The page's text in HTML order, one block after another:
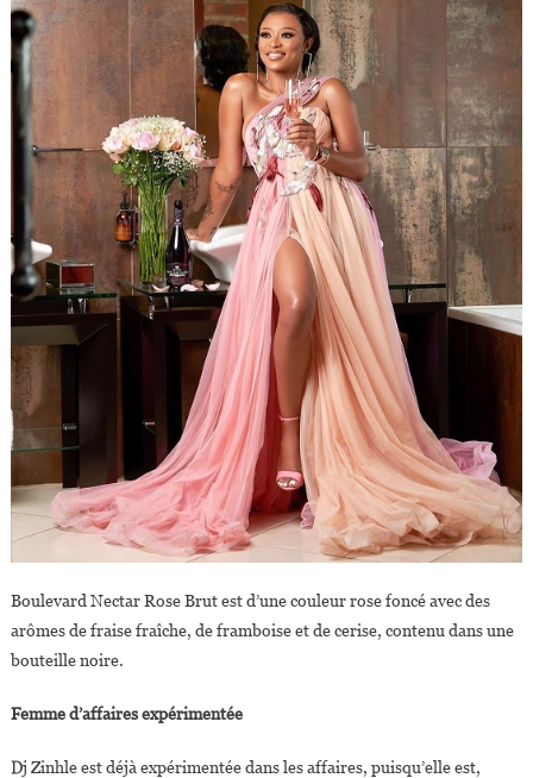
Boulevard Nectar Rose Brut est d’une couleur rose foncé avec des
arômes de fraise fraîche, de framboise et de cerise, contenu dans une
bouteille noire.
Femme d’affaires expérimentée
Dj Zinhle est déjà expérimentée dans les affaires, puisqu’elle est,